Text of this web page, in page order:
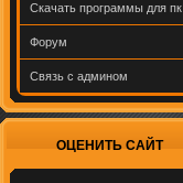
Скачать программы для пк
Форум
Связь с админом
ОЦЕНИТЬ САЙТ